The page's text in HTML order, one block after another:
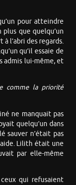
pour atteindre
que quelqu’un
l’abri des regards.
qu’il essaie de
admis lui-même, et
comme la priorité
ne manquait pas
quelqu’un dans
sauver n’était pas
Lilith était une
par elle-même
qui refusaient